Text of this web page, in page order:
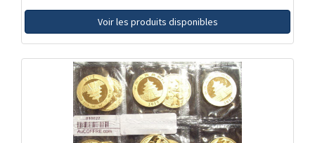
Voir les produits disponibles